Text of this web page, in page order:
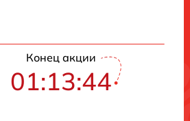
Конец акции
01:13:43